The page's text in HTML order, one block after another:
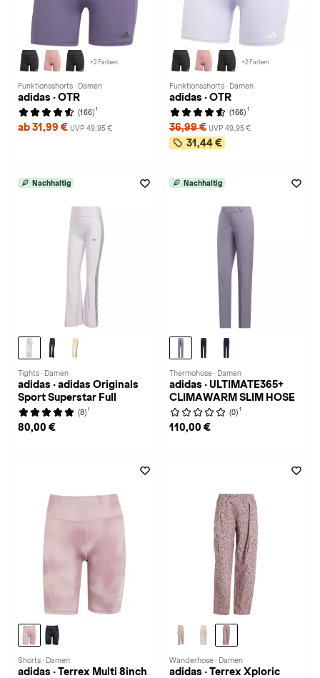
+2 Farben
Funktionsshorts · Damen
adidas · OTR
(166) 1
ab 31,99 € UVP 49,95 €
+2 Farben
Funktionsshorts · Damen
adidas · OTR
(166) 1
36,99 € UVP 49,95 €
31,44 €
Nachhaltig
Tights · Damen
adidas · adidas Originals
Sport Superstar Full
(8) 1
80,00 €
Nachhaltig
Thermohose · Damen
adidas · ULTIMATE365+
CLIMAWARM SLIM HOSE
(0) 1
110,00 €
Shorts · Damen
adidas · Terrex Multi 8inch
Wanderhose · Damen
adidas · Terrex Xploric